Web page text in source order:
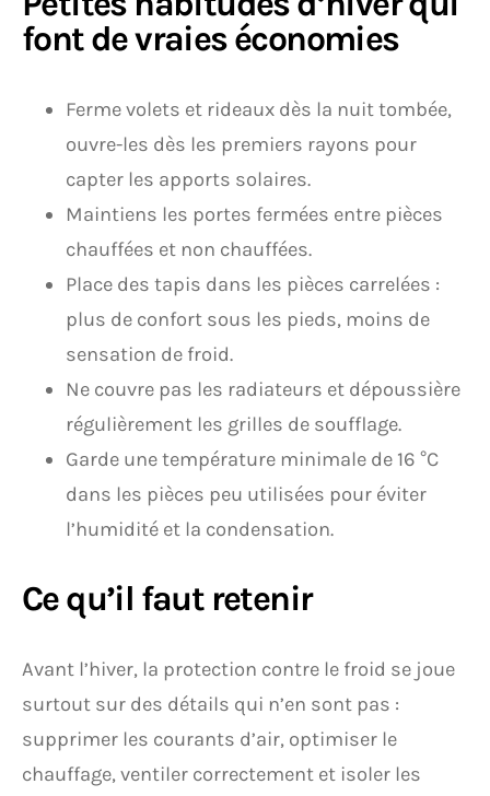
font de vraies économies
Ferme volets et rideaux dès la nuit tombée,
ouvre-les dès les premiers rayons pour
capter les apports solaires.
Maintiens les portes fermées entre pièces
chauffées et non chauffées.
Place des tapis dans les pièces carrelées :
plus de confort sous les pieds, moins de
sensation de froid.
Ne couvre pas les radiateurs et dépoussière
régulièrement les grilles de soufflage.
Garde une température minimale de 16 °C
dans les pièces peu utilisées pour éviter
l’humidité et la condensation.
Ce qu’il faut retenir
Avant l’hiver, la protection contre le froid se joue
surtout sur des détails qui n’en sont pas :
supprimer les courants d’air, optimiser le
chauffage, ventiler correctement et isoler les